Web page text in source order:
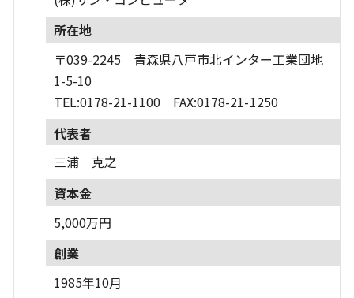
所在地
〒039-2245 青森県八戸市北インター工業団地
1-5-10
TEL:0178-21-1100 FAX:0178-21-1250
代表者
三浦 克之
資本金
5,000万円
創業
1985年10月